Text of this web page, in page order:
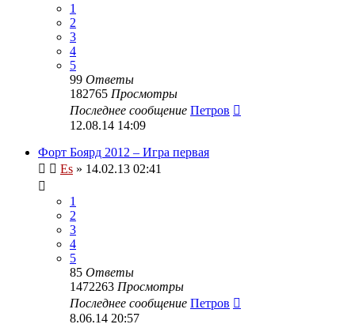
1
2
3
4
5
99 Ответы
182765 Просмотры
Последнее сообщение Петров
12.08.14 14:09
Форт Боярд 2012 – Игра первая
Es » 14.02.13 02:41
1
2
3
4
5
85 Ответы
1472263 Просмотры
Последнее сообщение Петров
8.06.14 20:57